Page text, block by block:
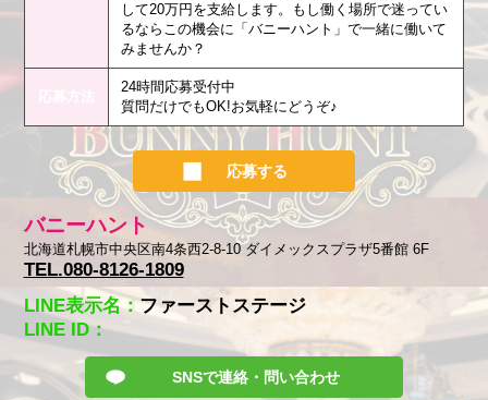
して20万円を支給します。もし働く場所で迷ってい
るならこの機会に「バニーハント」で一緒に働いて
みませんか？
24時間応募受付中
質問だけでもOK!お気軽にどうぞ♪
応募する
バニーハント
北海道札幌市中央区南4条西2-8-10 ダイメックスプラザ5番館 6F
TEL.080-8126-1809
LINE表示名：ファーストステージ
LINE ID：
SNSで連絡・問い合わせ